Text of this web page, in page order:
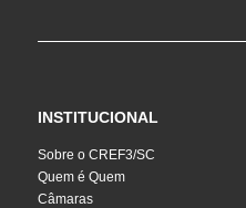
INSTITUCIONAL
Sobre o CREF3/SC
Quem é Quem
Câmaras